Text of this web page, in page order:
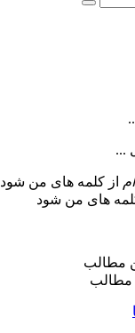
...
از کلمه های من شود
های من شود
مطالب
مطالب